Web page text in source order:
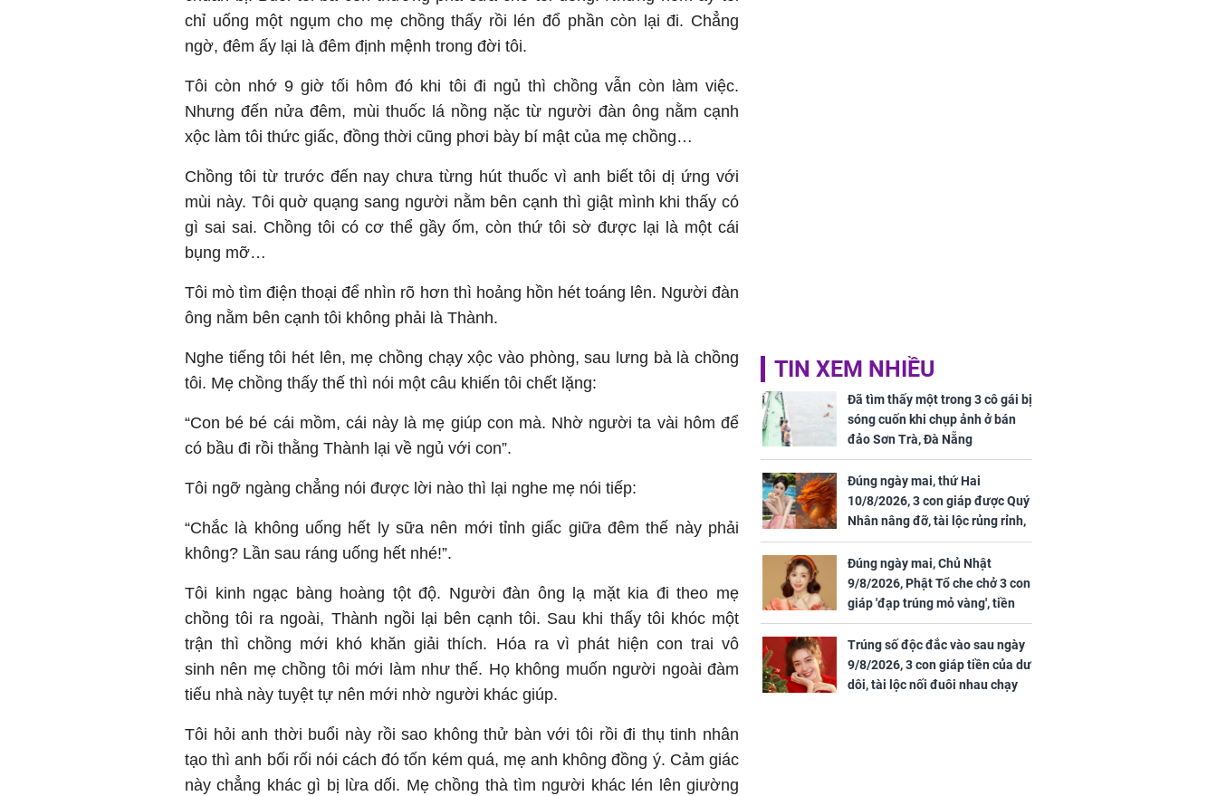
chỉ uống một ngụm cho mẹ chồng thấy rồi lén đổ phần còn lại đi. Chẳng
ngờ, đêm ấy lại là đêm định mệnh trong đời tôi.
Tôi còn nhớ 9 giờ tối hôm đó khi tôi đi ngủ thì chồng vẫn còn làm việc.
Nhưng đến nửa đêm, mùi thuốc lá nồng nặc từ người đàn ông nằm cạnh
xộc làm tôi thức giấc, đồng thời cũng phơi bày bí mật của mẹ chồng…
Chồng tôi từ trước đến nay chưa từng hút thuốc vì anh biết tôi dị ứng với
mùi này. Tôi quờ quạng sang người nằm bên cạnh thì giật mình khi thấy có
gì sai sai. Chồng tôi có cơ thể gầy ốm, còn thứ tôi sờ được lại là một cái
bụng mỡ…
Tôi mò tìm điện thoại để nhìn rõ hơn thì hoảng hồn hét toáng lên. Người đàn
ông nằm bên cạnh tôi không phải là Thành.
Nghe tiếng tôi hét lên, mẹ chồng chạy xộc vào phòng, sau lưng bà là chồng
tôi. Mẹ chồng thấy thế thì nói một câu khiến tôi chết lặng:
“Con bé bé cái mồm, cái này là mẹ giúp con mà. Nhờ người ta vài hôm để
có bầu đi rồi thằng Thành lại về ngủ với con”.
Tôi ngỡ ngàng chẳng nói được lời nào thì lại nghe mẹ nói tiếp:
“Chắc là không uống hết ly sữa nên mới tỉnh giấc giữa đêm thế này phải
không? Lần sau ráng uống hết nhé!”.
Tôi kinh ngạc bàng hoàng tột độ. Người đàn ông lạ mặt kia đi theo mẹ
chồng tôi ra ngoài, Thành ngồi lại bên cạnh tôi. Sau khi thấy tôi khóc một
trận thì chồng mới khó khăn giải thích. Hóa ra vì phát hiện con trai vô
sinh nên mẹ chồng tôi mới làm như thế. Họ không muốn người ngoài đàm
tiếu nhà này tuyệt tự nên mới nhờ người khác giúp.
Tôi hỏi anh thời buổi này rồi sao không thử bàn với tôi rồi đi thụ tinh nhân
tạo thì anh bối rối nói cách đó tốn kém quá, mẹ anh không đồng ý. Cảm giác
này chẳng khác gì bị lừa dối. Mẹ chồng thà tìm người khác lén lên giường
TIN XEM NHIỀU
Đã tìm thấy một trong 3 cô gái bị
sóng cuốn khi chụp ảnh ở bán
đảo Sơn Trà, Đà Nẵng
Đúng ngày mai, thứ Hai
10/8/2026, 3 con giáp được Quý
Nhân nâng đỡ, tài lộc rủng rỉnh,
yên tâm hưởng vinh hoa Phú
Quý
Đúng ngày mai, Chủ Nhật
9/8/2026, Phật Tổ che chở 3 con
giáp 'đạp trúng mỏ vàng', tiền
bạc nhiều như lá sung, sự
nghiệp vượng phát
Trúng số độc đắc vào sau ngày
9/8/2026, 3 con giáp tiền của dư
dôi, tài lộc nối đuôi nhau chạy